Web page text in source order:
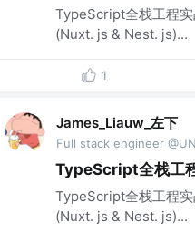
TypeScript全栈工程
(Nuxt. js & Nest. js)...
1
James_Liauw_左下
Full stack engineer
TypeScript全栈工
TypeScript全栈工程
(Nuxt. js & Nest. js)...